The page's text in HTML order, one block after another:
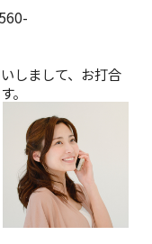
しまして、お打合
。